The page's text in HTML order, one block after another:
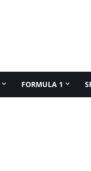
FORMULA 1